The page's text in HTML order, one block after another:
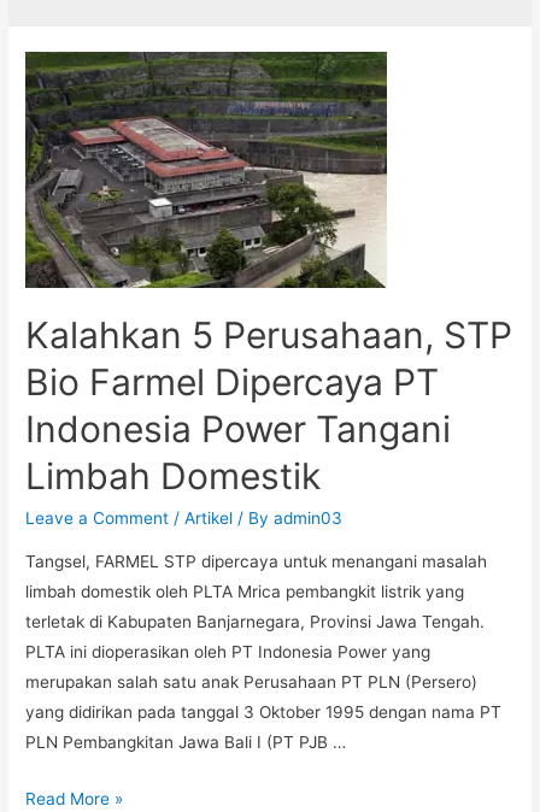
Kalahkan 5 Perusahaan, STP
Bio Farmel Dipercaya PT
Indonesia Power Tangani
Limbah Domestik
Leave a Comment /Artikel / Byadmin03
Tangsel, FARMEL STP dipercaya untuk menangani masalah
limbah domestik oleh PLTA Mrica pembangkit listrik yang
terletak di Kabupaten Banjarnegara, Provinsi Jawa Tengah.
PLTA ini dioperasikan oleh PT Indonesia Power yang
merupakan salah satu anak Perusahaan PT PLN (Persero)
yang didirikan pada tanggal 3 Oktober 1995 dengan nama PT
PLN Pembangkitan Jawa Bali I (PT PJB …
Read More »